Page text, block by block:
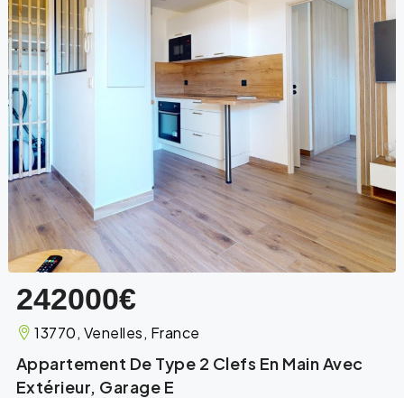
242000€
13770, Venelles, France
Appartement De Type 2 Clefs En Main Avec
Extérieur, Garage E